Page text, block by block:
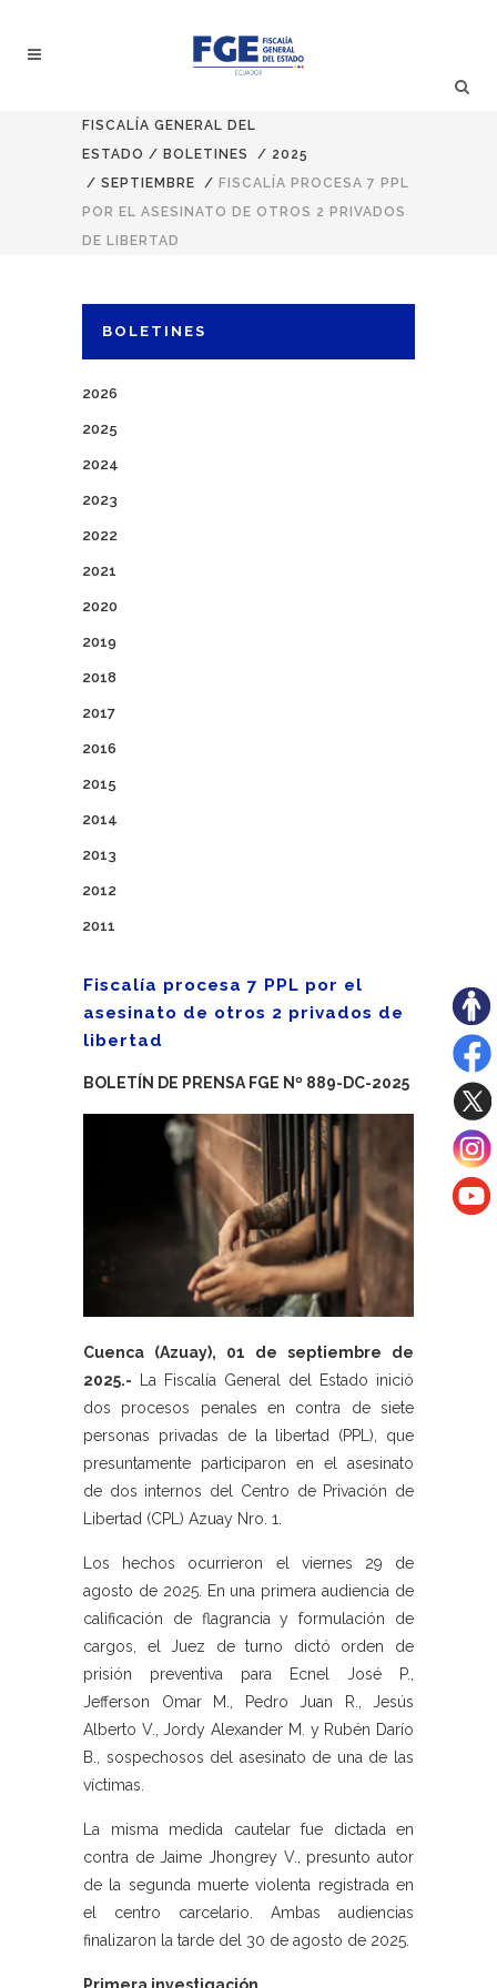
FISCALÍA GENERAL DEL
ESTADO / BOLETINES / 2025
/ SEPTIEMBRE / FISCALÍA PROCESA 7 PPL
POR EL ASESINATO DE OTROS 2 PRIVADOS
DE LIBERTAD
BOLETINES
2026
2025
2024
2023
2022
2021
2020
2019
2018
2017
2016
2015
2014
2013
2012
2011
Fiscalía procesa 7 PPL por el
asesinato de otros 2 privados de
libertad
BOLETÍN DE PRENSA FGE Nº 889-DC-2025
Cuenca (Azuay), 01 de septiembre de
2025.- La Fiscalía General del Estado inició
dos procesos penales en contra de siete
personas privadas de la libertad (PPL), que
presuntamente participaron en el asesinato
de dos internos del Centro de Privación de
Libertad (CPL) Azuay Nro. 1.
Los hechos ocurrieron el viernes 29 de
agosto de 2025. En una primera audiencia de
calificación de flagrancia y formulación de
cargos, el Juez de turno dictó orden de
prisión preventiva para Ecnel José P.,
Jefferson Omar M., Pedro Juan R., Jesús
Alberto V., Jordy Alexander M. y Rubén Darío
B., sospechosos del asesinato de una de las
víctimas.
La misma medida cautelar fue dictada en
contra de Jaime Jhongrey V., presunto autor
de la segunda muerte violenta registrada en
el centro carcelario. Ambas audiencias
finalizaron la tarde del 30 de agosto de 2025.